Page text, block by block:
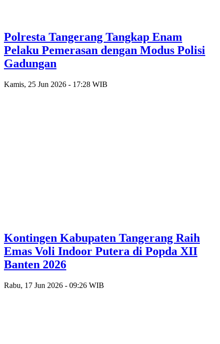
Polresta Tangerang Tangkap Enam
Pelaku Pemerasan dengan Modus Polisi
Gadungan
Kamis, 25 Jun 2026 - 17:28 WIB
Kontingen Kabupaten Tangerang Raih
Emas Voli Indoor Putera di Popda XII
Banten 2026
Rabu, 17 Jun 2026 - 09:26 WIB